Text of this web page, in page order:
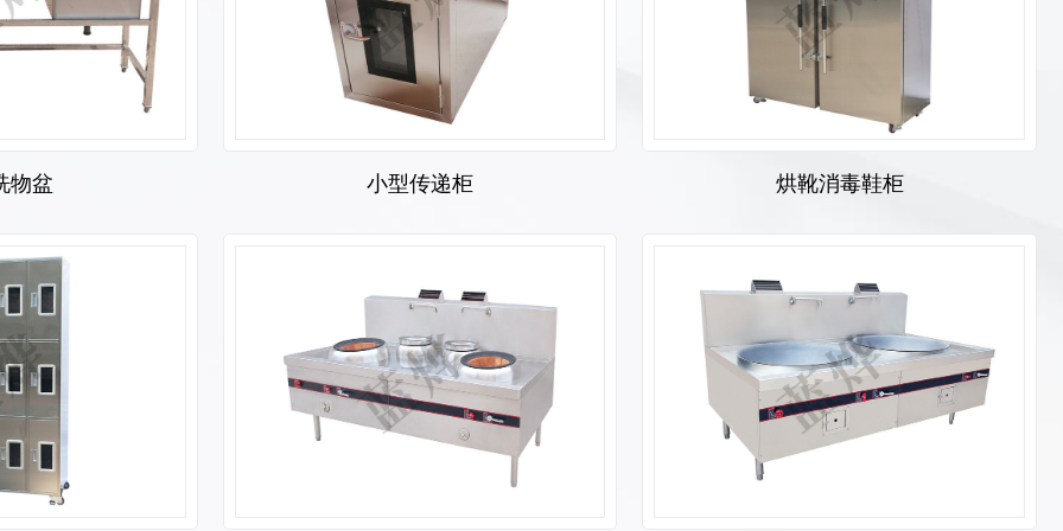
物盆 小型传递柜 烘靴消毒鞋柜